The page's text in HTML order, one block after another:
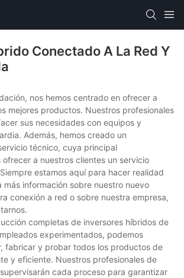
Conectado A La Red Y
nos hemos centrado en ofrecer a
mejores productos. Nuestros profesionales
sus necesidades con equipos y
Además, hemos creado un
técnico, cuya principal
a nuestros clientes un servicio
estamos aquí para hacer realidad
más información sobre nuestro nuevo
conexión a red o sobre nuestra empresa,
completas de inversores híbridos de
experimentados, podemos
fabricar y probar todos los productos de
y eficiente. Nuestros profesionales de
cada proceso para garantizar